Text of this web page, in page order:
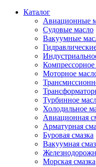
Каталог
Авиационные
Судовые масло
Вакуумные
Компрессорное
Моторное
Турбинное
Холодильное
Авиационная
Арматурная
Буровая смазка
Вакуумная
Морская смазка